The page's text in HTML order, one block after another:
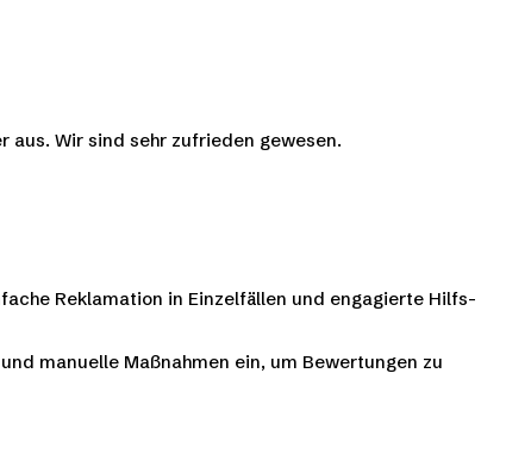
aus. Wir sind sehr zufrieden gewesen.
Reklamation in Einzelfällen und engagierte Hilfs-
manuelle Maßnahmen ein, um Bewertungen zu